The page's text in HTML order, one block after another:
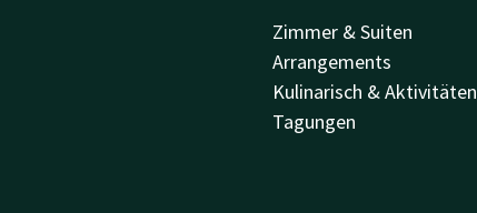
Zimmer & Suiten
Arrangements
Kulinarisch & Aktivitäten
Tagungen